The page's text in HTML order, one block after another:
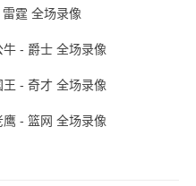
霆 全场录像
- 爵士 全场录像
- 奇才 全场录像
- 篮网 全场录像